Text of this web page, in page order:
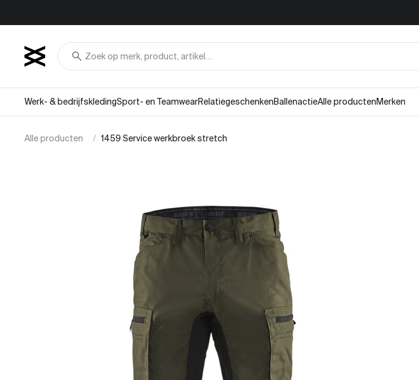
search
Werk- & bedrijfskledingSport- en TeamwearRelatiegeschenkenBallenactieAlle productenMerken
Alle producten 1459 Service werkbroek stretch